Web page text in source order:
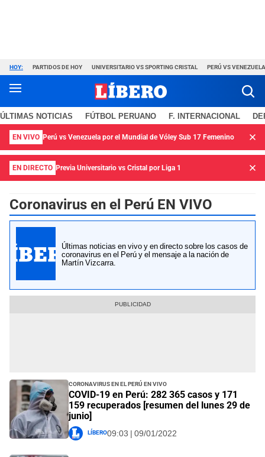
HOY: PARTIDOS DE HOY UNIVERSITARIO VS SPORTING CRISTAL PERÚ VS VENEZUELA
ÚLTIMAS NOTICIAS FÚTBOL PERUANO F. INTERNACIONAL
EN VIVO Perú vs Venezuela por el Mundial de Vóley Sub 17 Femenino
EN DIRECTO Previa Universitario vs Cristal por Liga 1
Coronavirus en el Perú EN VIVO
Últimas noticias en vivo y en directo sobre los casos de
coronavirus en el Perú y el mensaje a la nación de
Martín Vizcarra.
Coronavirus en el Perú EN VIVO
COVID-19 en Perú: 282 365 casos y 171
159 recuperados [resumen del lunes 29 de
junio]
Líbero09:03 | 09/01/2022